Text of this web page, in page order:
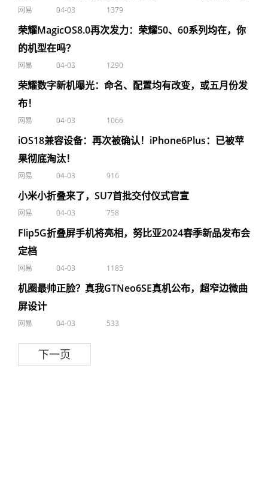
网易 04-03 1379
荣耀MagicOS8.0再次发力：荣耀50、60系列均在，你
的机型在吗？
网易 04-03 1290
荣耀数字新机曝光：命名、配置均有改变，或五月份发
布！
网易 04-03 1066
iOS18兼容设备：再次被确认！iPhone6Plus：已被苹
果彻底淘汰！
网易 04-03 916
小米小折叠来了，SU7首批交付仪式官宣
网易 04-03 758
Flip5G折叠屏手机将亮相，努比亚2024春季新品发布会
定档
网易 04-03 1185
机圈最帅正脸？真我GTNeo6SE真机公布，超窄边微曲
屏设计
网易 04-03 533
下一页